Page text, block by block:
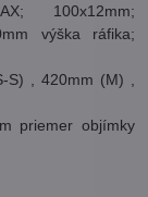
100x12mm;
výška ráfika;
S) , 420mm (M) ,
priemer objímky